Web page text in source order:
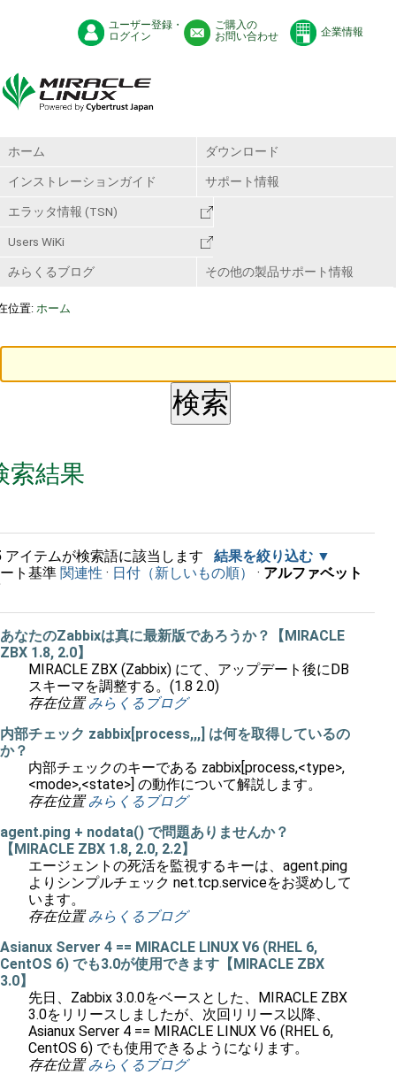
ユーザー登録・
ログイン
ご購入の
お問い合わせ
企業情報
ホーム ダウンロード
インストレーションガイド サポート情報
エラッタ情報 (TSN)
Users WiKi
みらくるブログ その他の製品サポート情報
位置: ホーム
索結果
アイテムが検索語に該当します
結果を絞り込む
ト基準 関連性 · 日付（新しいもの順） · アルファベット
あなたのZabbixは真に最新版であろうか？【MIRACLE
ZBX 1.8, 2.0】
MIRACLE ZBX (Zabbix) にて、アップデート後にDB
スキーマを調整する。(1.8 2.0)
存在位置 みらくるブログ
内部チェック zabbix[process,,,] は何を取得しているの
か？
内部チェックのキーである zabbix[process,<type>,
<mode>,<state>] の動作について解説します。
存在位置 みらくるブログ
agent.ping + nodata() で問題ありませんか？
【MIRACLE ZBX 1.8, 2.0, 2.2】
エージェントの死活を監視するキーは、agent.ping
よりシンプルチェック net.tcp.serviceをお奨めして
います。
存在位置 みらくるブログ
Asianux Server 4 == MIRACLE LINUX V6 (RHEL 6,
CentOS 6) でも3.0が使用できます【MIRACLE ZBX
3.0】
先日、Zabbix 3.0.0をベースとした、MIRACLE ZBX
3.0をリリースしましたが、次回リリース以降、
Asianux Server 4 == MIRACLE LINUX V6 (RHEL 6,
CentOS 6) でも使用できるようになります。
存在位置 みらくるブログ